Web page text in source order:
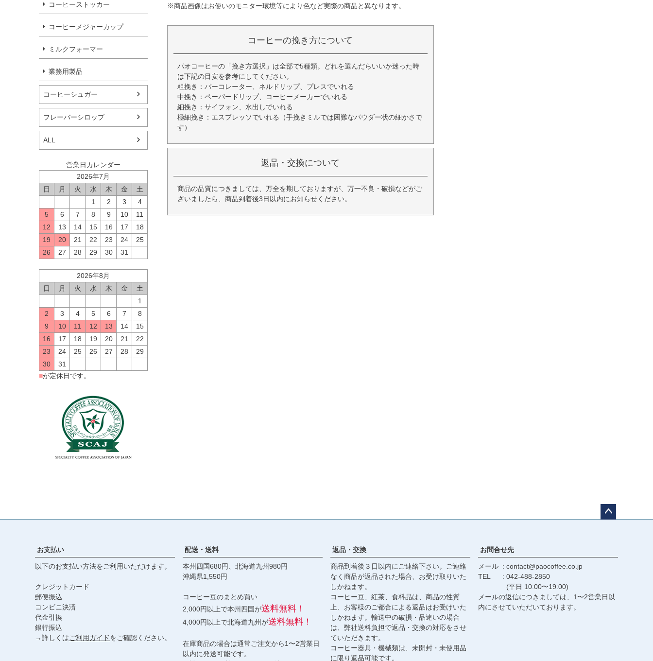
コーヒーストッカー
コーヒーメジャーカップ
ミルクフォーマー
業務用製品
コーヒーシュガー
フレーバーシロップ
ALL
営業日カレンダー
2026年7月
日
月 火 水 木 金
土
1
2 3
4
5
6 7 8 9 10
11
12
13 14 15 16 17
18
19
20 21 22 23 24
25
26
27 28 29 30 31
2026年8月
日
月 火 水 木 金
土
1
2
3 4 5 6 7
8
9
10 11 12 13 14
15
16
17 18 19 20 21
22
23
24 25 26 27 28
29
30
31
■が定休日です。
※商品画像はお使いのモニター環境等により色など実際の商品と異なります。
コーヒーの挽き方について
パオコーヒーの「挽き方選択」は全部で5種類。どれを選んだらいいか迷った時
は下記の目安を参考にしてください。
粗挽き：パーコレーター、ネルドリップ、プレスでいれる
中挽き：ペーパードリップ、コーヒーメーカーでいれる
細挽き：サイフォン、水出しでいれる
極細挽き：エスプレッソでいれる（手挽きミルでは困難なパウダー状の細かさで
す）
返品・交換について
商品の品質につきましては、万全を期しておりますが、万一不良・破損などがご
ざいましたら、商品到着後3日以内にお知らせください。
へ
お支払い
以下のお支払い方法をご利用いただけます。
クレジットカード
郵便振込
コンビニ決済
代金引換
銀行振込
→詳しくはご利用ガイドをご確認ください。
配送・送料
本州四国680円、北海道九州980円
沖縄県1,550円
コーヒー豆のまとめ買い
2,000円以上で本州四国が送料無料！
4,000円以上で北海道九州が送料無料！
在庫商品の場合は通常ご注文から1〜2営業日
以内に発送可能です。
返品・交換
商品到着後３日以内にご連絡下さい。ご連絡
なく商品が返品された場合、お受け取りいた
しかねます。
コーヒー豆、紅茶、食料品は、商品の性質
上、お客様のご都合による返品はお受けいた
しかねます。輸送中の破損・品違いの場合
は、弊社送料負担で返品・交換の対応をさせ
ていただきます。
コーヒー器具・機械類は、未開封・未使用品
に限り返品可能です。
お問合せ先
メール
contact@paocoffee.co.jp
TEL
042-488-2850
(平日 10:00〜19:00)
メールの返信につきましては、1〜2営業日以
内にさせていただいております。